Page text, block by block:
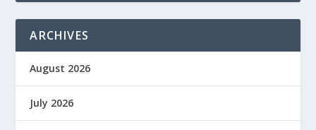
ARCHIVES
August 2026
July 2026